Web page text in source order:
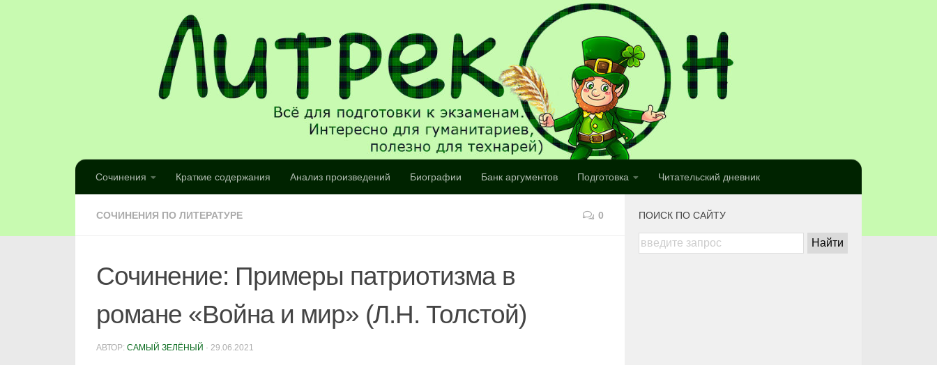
Сочинения Краткие содержания Анализ произведений Биографии Банк аргументов Подготовка Читательский дневник
СОЧИНЕНИЯ ПО ЛИТЕРАТУРЕ 0
Сочинение: Примеры патриотизма в
романе «Война и мир» (Л.Н. Толстой)
АВТОР: САМЫЙ ЗЕЛЁНЫЙ · 29.06.2021
ПОИСК ПО САЙТУ